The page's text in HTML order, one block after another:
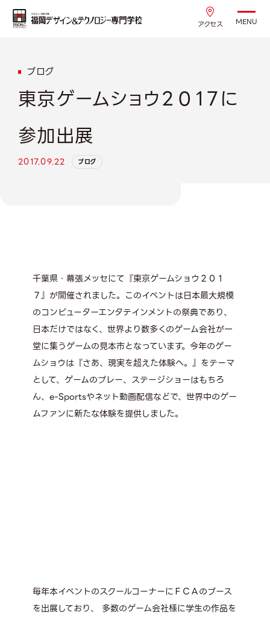
アクセス MENU
ブログ
東京ゲームショウ２０１７に
参加出展
2017.09.22 ブログ
千葉県・幕張メッセにて『東京ゲームショウ２０１
７』が開催されました。このイベントは日本最大規模
のコンピューターエンタテインメントの祭典であり、
日本だけではなく、世界より数多くのゲーム会社が一
堂に集うゲームの見本市となっています。今年のゲー
ムショウは『さあ、現実を超えた体験へ。』をテーマ
として、ゲームのプレー、ステージショーはもちろ
ん、e-Sportsやネット動画配信などで、世界中のゲー
ムファンに新たな体験を提供しました。
毎年本イベントのスクールコーナーにＦＣＡのブース
を出展しており、 多数のゲーム会社様に学生の作品を